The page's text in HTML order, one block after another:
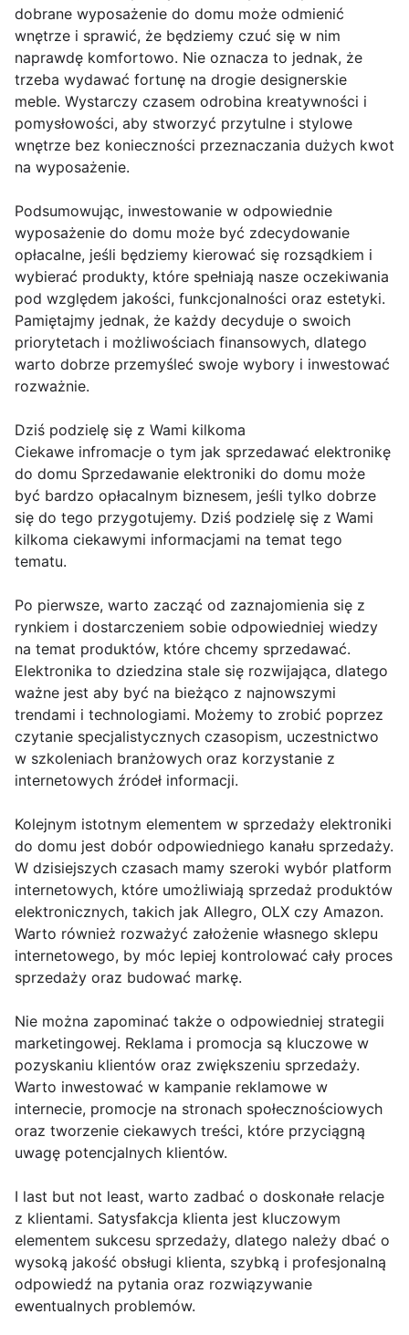
dobrane wyposażenie do domu może odmienić
wnętrze i sprawić, że będziemy czuć się w nim
naprawdę komfortowo. Nie oznacza to jednak, że
trzeba wydawać fortunę na drogie designerskie
meble. Wystarczy czasem odrobina kreatywności i
pomysłowości, aby stworzyć przytulne i stylowe
wnętrze bez konieczności przeznaczania dużych kwot
na wyposażenie.
Podsumowując, inwestowanie w odpowiednie
wyposażenie do domu może być zdecydowanie
opłacalne, jeśli będziemy kierować się rozsądkiem i
wybierać produkty, które spełniają nasze oczekiwania
pod względem jakości, funkcjonalności oraz estetyki.
Pamiętajmy jednak, że każdy decyduje o swoich
priorytetach i możliwościach finansowych, dlatego
warto dobrze przemyśleć swoje wybory i inwestować
rozważnie.
Dziś podzielę się z Wami kilkoma
Ciekawe infromacje o tym jak sprzedawać elektronikę
do domu Sprzedawanie elektroniki do domu może
być bardzo opłacalnym biznesem, jeśli tylko dobrze
się do tego przygotujemy. Dziś podzielę się z Wami
kilkoma ciekawymi informacjami na temat tego
tematu.
Po pierwsze, warto zacząć od zaznajomienia się z
rynkiem i dostarczeniem sobie odpowiedniej wiedzy
na temat produktów, które chcemy sprzedawać.
Elektronika to dziedzina stale się rozwijająca, dlatego
ważne jest aby być na bieżąco z najnowszymi
trendami i technologiami. Możemy to zrobić poprzez
czytanie specjalistycznych czasopism, uczestnictwo
w szkoleniach branżowych oraz korzystanie z
internetowych źródeł informacji.
Kolejnym istotnym elementem w sprzedaży elektroniki
do domu jest dobór odpowiedniego kanału sprzedaży.
W dzisiejszych czasach mamy szeroki wybór platform
internetowych, które umożliwiają sprzedaż produktów
elektronicznych, takich jak Allegro, OLX czy Amazon.
Warto również rozważyć założenie własnego sklepu
internetowego, by móc lepiej kontrolować cały proces
sprzedaży oraz budować markę.
Nie można zapominać także o odpowiedniej strategii
marketingowej. Reklama i promocja są kluczowe w
pozyskaniu klientów oraz zwiększeniu sprzedaży.
Warto inwestować w kampanie reklamowe w
internecie, promocje na stronach społecznościowych
oraz tworzenie ciekawych treści, które przyciągną
uwagę potencjalnych klientów.
I last but not least, warto zadbać o doskonałe relacje
z klientami. Satysfakcja klienta jest kluczowym
elementem sukcesu sprzedaży, dlatego należy dbać o
wysoką jakość obsługi klienta, szybką i profesjonalną
odpowiedź na pytania oraz rozwiązywanie
ewentualnych problemów.